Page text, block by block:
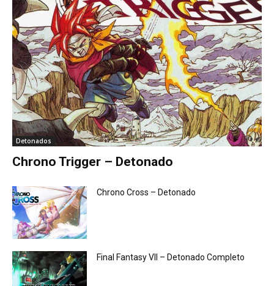
Detonados
Chrono Trigger – Detonado
Chrono Cross – Detonado
Final Fantasy VII – Detonado Completo